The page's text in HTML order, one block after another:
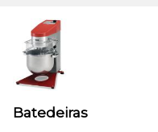
Batedeiras